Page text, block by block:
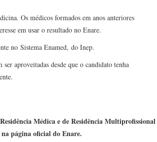
Os médicos formados em anos anteriores
em usar o resultado no Enare.
no Sistema Enamed, do Inep.
aproveitadas desde que o candidato tenha
Médica e de Residência Multiprofissional
na página oficial do Enare.